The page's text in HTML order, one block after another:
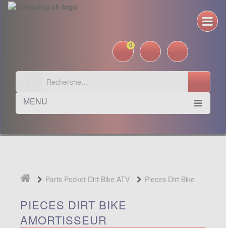
0
MENU
Parts Pocket Dirt Bike ATV
Pieces Dirt Bike
Amortisseur
PIECES DIRT BIKE
AMORTISSEUR